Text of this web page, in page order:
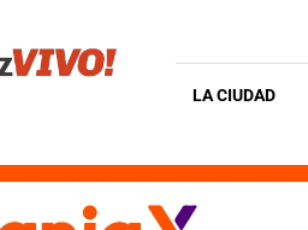
LA CIUDAD